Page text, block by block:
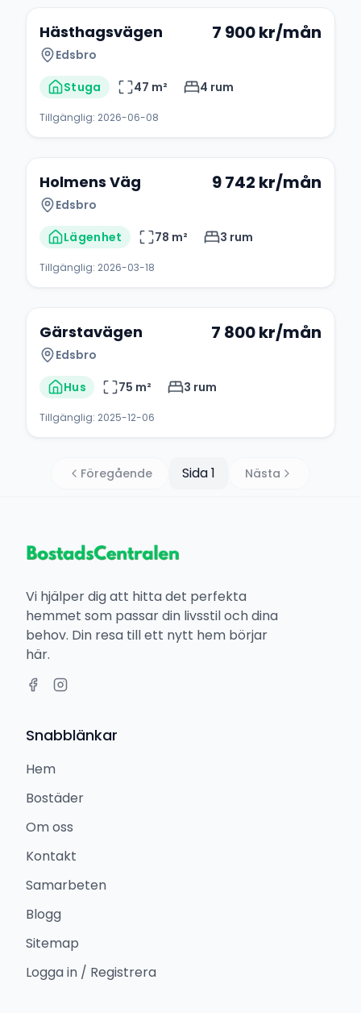
Hästhagsvägen
Edsbro
7 900kr/mån
Stuga 47 m² 4 rum
Tillgänglig: 2026-06-08
Holmens Väg
Edsbro
9 742 kr/mån
Lägenhet 78 m² 3 rum
Tillgänglig: 2026-03-18
Gärstavägen
Edsbro
7 800kr/mån
Hus 75 m² 3 rum
Tillgänglig: 2025-12-06
Föregående Sida1 Nästa
Vi hjälper dig att hitta det perfekta
hemmet som passar din livsstil och dina
behov. Din resa till ett nytt hem börjar
här.
Snabblänkar
Hem
Bostäder
Om oss
Kontakt
Samarbeten
Blogg
Sitemap
Logga in / Registrera